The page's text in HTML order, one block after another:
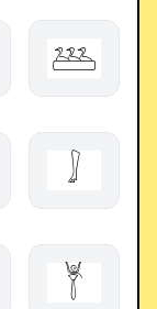
𓅹
𓄙
𓊑